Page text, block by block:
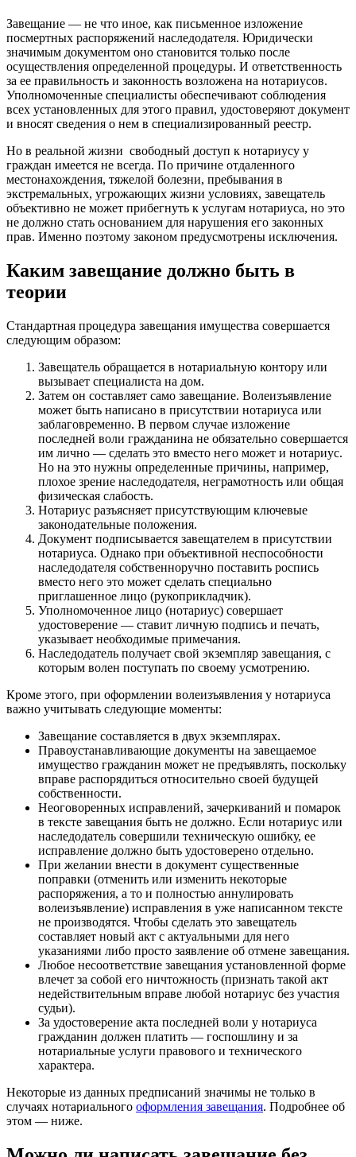
Завещание — не что иное, как письменное изложение
посмертных распоряжений наследодателя. Юридически
значимым документом оно становится только после
осуществления определенной процедуры. И ответственность
за ее правильность и законность возложена на нотариусов.
Уполномоченные специалисты обеспечивают соблюдения
всех установленных для этого правил, удостоверяют документ
и вносят сведения о нем в специализированный реестр.
Но в реальной жизни свободный доступ к нотариусу у
граждан имеется не всегда. По причине отдаленного
местонахождения, тяжелой болезни, пребывания в
экстремальных, угрожающих жизни условиях, завещатель
объективно не может прибегнуть к услугам нотариуса, но это
не должно стать основанием для нарушения его законных
прав. Именно поэтому законом предусмотрены исключения.
Каким завещание должно быть в
теории
Стандартная процедура завещания имущества совершается
следующим образом:
Завещатель обращается в нотариальную контору или
вызывает специалиста на дом.
Затем он составляет само завещание. Волеизъявление
может быть написано в присутствии нотариуса или
заблаговременно. В первом случае изложение
последней воли гражданина не обязательно совершается
им лично — сделать это вместо него может и нотариус.
Но на это нужны определенные причины, например,
плохое зрение наследодателя, неграмотность или общая
физическая слабость.
Нотариус разъясняет присутствующим ключевые
законодательные положения.
Документ подписывается завещателем в присутствии
нотариуса. Однако при объективной неспособности
наследодателя собственноручно поставить роспись
вместо него это может сделать специально
приглашенное лицо (рукоприкладчик).
Уполномоченное лицо (нотариус) совершает
удостоверение — ставит личную подпись и печать,
указывает необходимые примечания.
Наследодатель получает свой экземпляр завещания, с
которым волен поступать по своему усмотрению.
Кроме этого, при оформлении волеизъявления у нотариуса
важно учитывать следующие моменты:
Завещание составляется в двух экземплярах.
Правоустанавливающие документы на завещаемое
имущество гражданин может не предъявлять, поскольку
вправе распорядиться относительно своей будущей
собственности.
Неоговоренных исправлений, зачеркиваний и помарок
в тексте завещания быть не должно. Если нотариус или
наследодатель совершили техническую ошибку, ее
исправление должно быть удостоверено отдельно.
При желании внести в документ существенные
поправки (отменить или изменить некоторые
распоряжения, а то и полностью аннулировать
волеизъявление) исправления в уже написанном тексте
не производятся. Чтобы сделать это завещатель
составляет новый акт с актуальными для него
указаниями либо просто заявление об отмене завещания.
Любое несоответствие завещания установленной форме
влечет за собой его ничтожность (признать такой акт
недействительным вправе любой нотариус без участия
судьи).
За удостоверение акта последней воли у нотариуса
гражданин должен платить — госпошлину и за
нотариальные услуги правового и технического
характера.
Некоторые из данных предписаний значимы не только в
случаях нотариального оформления завещания. Подробнее об
этом — ниже.